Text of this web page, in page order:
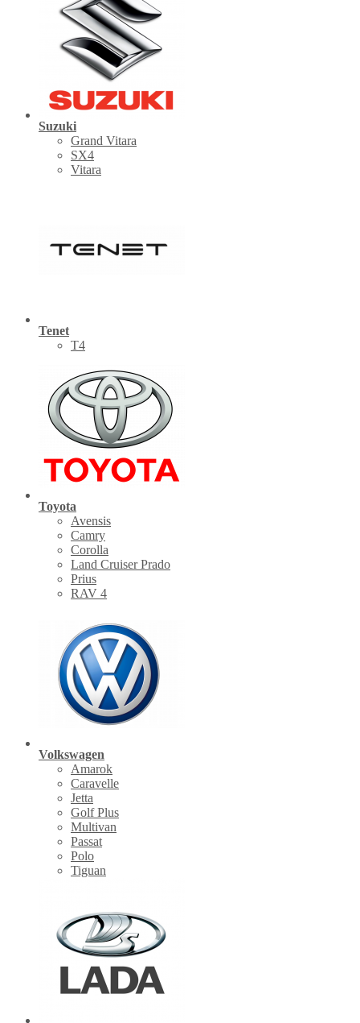
Suzuki
Grand Vitara
SX4
Vitara
Tenet
Т4
Toyota
Avensis
Camry
Corolla
Land Cruiser Prado
Prius
RAV 4
Volkswagen
Amarok
Caravelle
Jetta
Golf Plus
Multivan
Passat
Polo
Tiguan